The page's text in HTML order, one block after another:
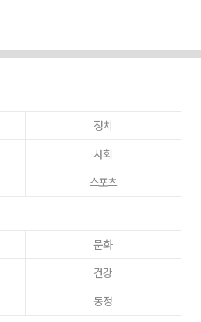
정치
사회
스포츠
문화
건강
동정